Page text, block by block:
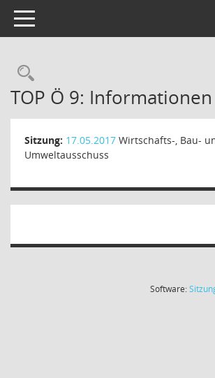
Toggle navigation
TOP Ö 9: Informationen
Sitzung: 17.05.2017 Wirtschafts-, Bau-
Umweltausschuss
Software: